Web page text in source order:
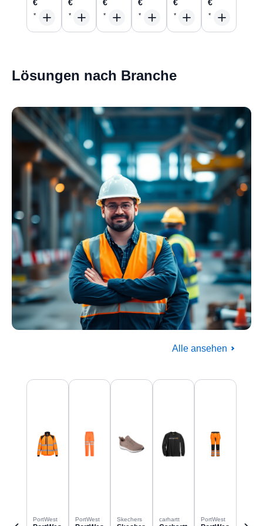
€ € € € € €
Lösungen nach Branche
Alle ansehen
Produktgalerie überspringen
PortWest PortWest Skechers carhartt PortWest